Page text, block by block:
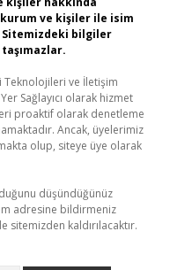
kurum ve kişiler ile isim
bilgiler
Teknolojileri ve İletişim
Sağlayıcı olarak hizmet
proaktif olarak denetleme
Ancak, üyelerimiz
olup, siteye üye olarak
düşündüğünüz
adresine bildirmeniz
kaldırılacaktır.